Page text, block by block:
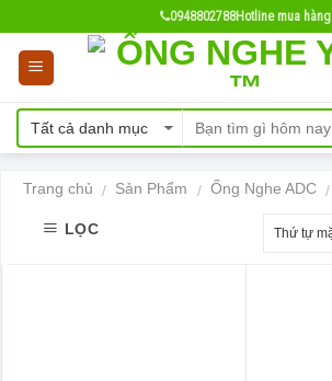
content
0948802788Hotline mua hàng
Trang chủ / Sản Phẩm / Ống Nghe ADC /
LỌC